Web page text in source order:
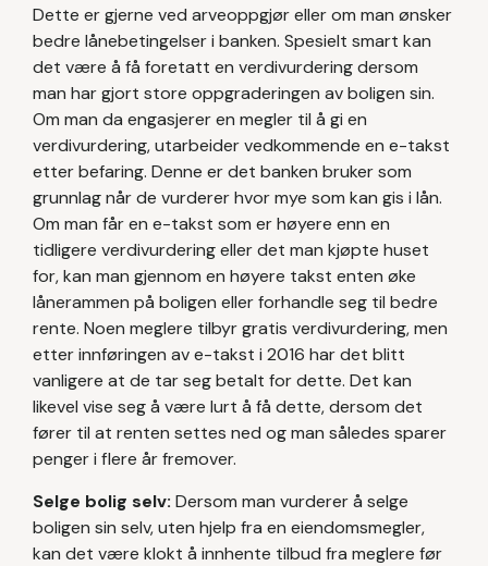
Dette er gjerne ved arveoppgjør eller om man ønsker
bedre lånebetingelser i banken. Spesielt smart kan
det være å få foretatt en verdivurdering dersom
man har gjort store oppgraderingen av boligen sin.
Om man da engasjerer en megler til å gi en
verdivurdering, utarbeider vedkommende en e-takst
etter befaring. Denne er det banken bruker som
grunnlag når de vurderer hvor mye som kan gis i lån.
Om man får en e-takst som er høyere enn en
tidligere verdivurdering eller det man kjøpte huset
for, kan man gjennom en høyere takst enten øke
lånerammen på boligen eller forhandle seg til bedre
rente. Noen meglere tilbyr gratis verdivurdering, men
etter innføringen av e-takst i 2016 har det blitt
vanligere at de tar seg betalt for dette. Det kan
likevel vise seg å være lurt å få dette, dersom det
fører til at renten settes ned og man således sparer
penger i flere år fremover.
Selge bolig selv: Dersom man vurderer å selge
boligen sin selv, uten hjelp fra en eiendomsmegler,
kan det være klokt å innhente tilbud fra meglere før